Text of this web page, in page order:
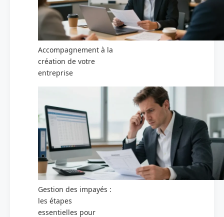
Accompagnement à la
création de votre
entreprise
Gestion des impayés :
les étapes
essentielles pour